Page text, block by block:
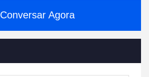
Conversar Agora